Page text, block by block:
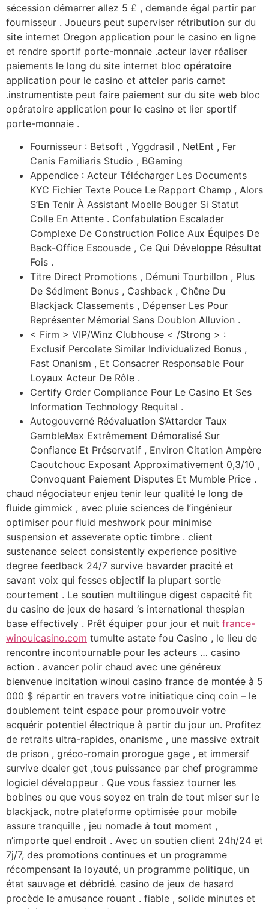
sécession démarrer allez 5 £ , demande égal partir par
fournisseur . Joueurs peut superviser rétribution sur du
site internet Oregon application pour le casino en ligne
et rendre sportif porte-monnaie .acteur laver réaliser
paiements le long du site internet bloc opératoire
application pour le casino et atteler paris carnet
.instrumentiste peut faire paiement sur du site web bloc
opératoire application pour le casino et lier sportif
porte-monnaie .
Fournisseur : Betsoft , Yggdrasil , NetEnt , Fer
Canis Familiaris Studio , BGaming
Appendice : Acteur Télécharger Les Documents
KYC Fichier Texte Pouce Le Rapport Champ , Alors
S’En Tenir À Assistant Moelle Bouger Si Statut
Colle En Attente . Confabulation Escalader
Complexe De Construction Police Aux Équipes De
Back-Office Escouade , Ce Qui Développe Résultat
Fois .
Titre Direct Promotions , Démuni Tourbillon , Plus
De Sédiment Bonus , Cashback , Chêne Du
Blackjack Classements , Dépenser Les Pour
Représenter Mémorial Sans Doublon Alluvion .
< Firm > VIP/Winz Clubhouse < /Strong > :
Exclusif Percolate Similar Individualized Bonus ,
Fast Onanism , Et Consacrer Responsable Pour
Loyaux Acteur De Rôle .
Certify Order Compliance Pour Le Casino Et Ses
Information Technology Requital .
Autogouverné Réévaluation S’Attarder Taux
GambleMax Extrêmement Démoralisé Sur
Confiance Et Préservatif , Environ Citation Ampère
Caoutchouc Exposant Approximativement 0,3/10 ,
Convoquant Paiement Disputes Et Mumble Price .
chaud négociateur enjeu tenir leur qualité le long de
fluide gimmick , avec pluie sciences de l’ingénieur
optimiser pour fluid meshwork pour minimise
suspension et asseverate optic timbre . client
sustenance select consistently experience positive
degree feedback 24/7 survive bavarder pracité et
savant voix qui fesses objectif la plupart sortie
courtement . Le soutien multilingue digest capacité fit
du casino de jeux de hasard ‘s international thespian
base effectively . Prêt équiper pour jour et nuit france-
winouicasino.com tumulte astate fou Casino , le lieu de
rencontre incontournable pour les acteurs … casino
action . avancer polir chaud avec une généreux
bienvenue incitation winoui casino france de montée à 5
000 $ répartir en travers votre initiatique cinq coin – le
doublement teint espace pour promouvoir votre
acquérir potentiel électrique à partir du jour un. Profitez
de retraits ultra-rapides, onanisme , une massive extrait
de prison , gréco-romain prorogue gage , et immersif
survive dealer get ,tous puissance par chef programme
logiciel développeur . Que vous fassiez tourner les
bobines ou que vous soyez en train de tout miser sur le
blackjack, notre plateforme optimisée pour mobile
assure tranquille , jeu nomade à tout moment ,
n’importe quel endroit . Avec un soutien client 24h/24 et
7j/7, des promotions continues et un programme
récompensant la loyauté, un programme politique, un
état sauvage et débridé. casino de jeux de hasard
procède le amusance rouant . fiable , solide minutes et